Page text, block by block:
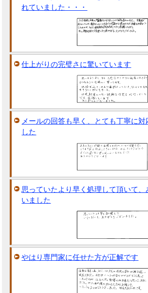
れていました・・・
仕上がりの完璧さに驚いています
メールの回答も早く、とても丁寧に対
した
思っていたより早く処理して頂いて
いました
やはり専門家に任せた方が正解です